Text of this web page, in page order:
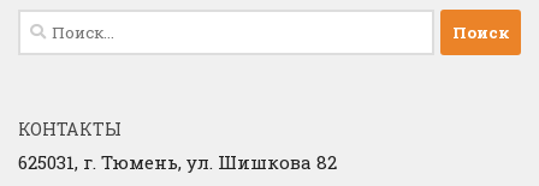
Найти:
КОНТАКТЫ
625031, г. Тюмень, ул. Шишкова 82